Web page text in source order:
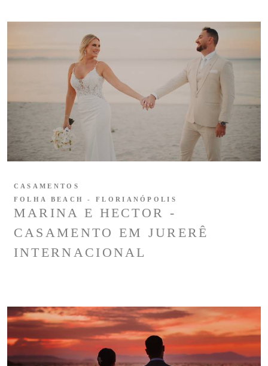
MARINA E HECTOR -
CASAMENTO EM JURERÊ
INTERNACIONAL
CASAMENTOS
FOLHA BEACH - FLORIANÓPOLIS